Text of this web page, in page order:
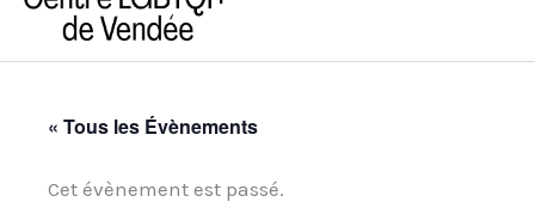
« Tous les Évènements
Cet évènement est passé.